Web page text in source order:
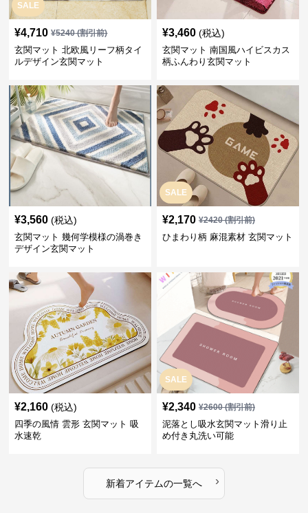
SALE
¥4,710 ¥5240(割引前)
玄関マット 北欧風リーフ柄タイ
ルデザイン玄関マット
¥3,460 (税込)
玄関マット 南国風ハイビスカス
柄ふんわり玄関マット
¥3,560 (税込)
玄関マット 幾何学模様の渦巻き
デザイン玄関マット
SALE
¥2,170 ¥2420(割引前)
ひまわり柄 麻混素材 玄関マット
¥2,160 (税込)
四季の風情 雲形 玄関マット 吸
水速乾
SALE
¥2,340 ¥2600(割引前)
泥落とし吸水玄関マット滑り止
め付き丸洗い可能
新着アイテムの一覧へ ›